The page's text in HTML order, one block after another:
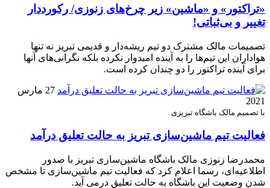
«تراکتور» و «ماشین» زیر چرخ‌های زنوزی/ رکورددار
تغییر و بی‌ثباتی!
تصمیمات مالک مشترک دو تیم ریشه‌دار و قدیمی تبریز نه تنها
هواداران این تیم‌ها را به آینده امیدوار نکرده بلکه نگرانی‌های آنها
برای آینده تراکتور را دو چندان کرده است.
27 مارس
2021
با تصمیم مالک باشگاه تبریزی
فعالیت تیم ماشین‌سازی تبریز به حالت تعلیق درآمد
محمدرضا زنوزی مالک باشگاه ماشین‌سازی تبریز با صدور
اطلاعیه‌ای‌، رسما اعلام کرد که فعالیت تیم ماشین‌سازی تا مشخص
شدن وضعیت این باشگاه به حالت تعلیق درمی آید.